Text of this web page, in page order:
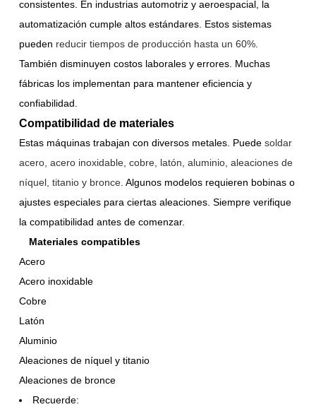
consistentes. En industrias automotriz y aeroespacial, la
automatización cumple altos estándares. Estos sistemas
pueden reducir tiempos de producción hasta un 60%
También disminuyen costos laborales y errores. Muchas
fábricas los implementan para mantener eficiencia y
confiabilidad.
Compatibilidad de materiales
Estas máquinas trabajan con diversos metales. Puedesoldar
acero, acero inoxidable, cobre, latón, aluminio, aleaciones de
níquel, titanio y bronce . Algunos modelos requieren bobinas o
ajustes especiales para ciertas aleaciones. Siempre verifique
la compatibilidad antes de comenzar.
Materiales compatibles
Acero
Acero inoxidable
Cobre
Latón
Aluminio
Aleaciones de níquel y titanio
Aleaciones de bronce
Recuerde: